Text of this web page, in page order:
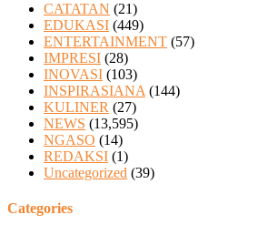
CATATAN (21)
EDUKASI (449)
ENTERTAINMENT (57)
IMPRESI (28)
INOVASI (103)
INSPIRASIANA (144)
KULINER (27)
NEWS (13,595)
NGASO (14)
REDAKSI (1)
Uncategorized (39)
Categories